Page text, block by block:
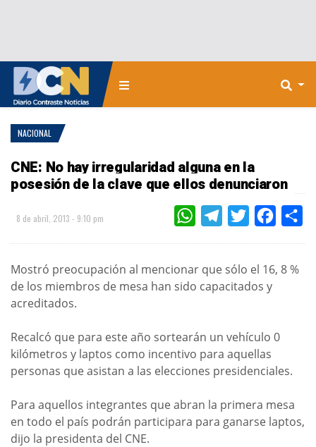
NACIONAL
CNE: No hay irregularidad alguna en la
posesión de la clave que ellos denunciaron
8 de abril, 2013 - 9:10 pm WHATSAPPTELEGRAMTWITTER
Mostró preocupación al mencionar que sólo el 16, 8 %
de los miembros de mesa han sido capacitados y
acreditados.
Recalcó que para este año sortearán un vehículo 0
kilómetros y laptos como incentivo para aquellas
personas que asistan a las elecciones presidenciales.
Para aquellos integrantes que abran la primera mesa
en todo el país podrán participara para ganarse laptos,
dijo la presidenta del CNE.